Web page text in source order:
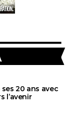
20 ans avec
l’avenir